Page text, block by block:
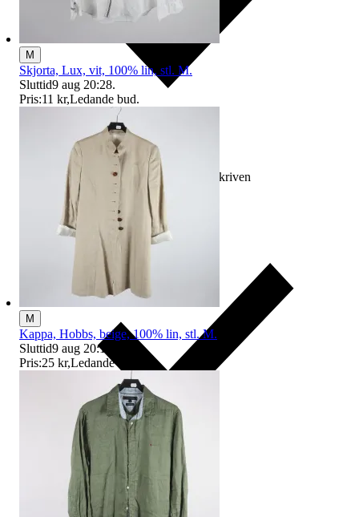
Ersättning om varan inte är som beskriven
Ersättning om du inte får din vara
M
Skjorta, Lux, vit, 100% lin, stl. M.
Sluttid9 aug 20:28.
Pris:11 kr,Ledande bud.
M
Kappa, Hobbs, beige, 100% lin, stl. M.
Sluttid9 aug 20:19
Pris:25 kr,Ledande bud